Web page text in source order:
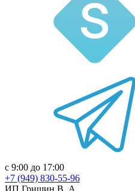
с 9:00 до 17:00
+7 (949) 830-55-96
ИП Гришин В. А.